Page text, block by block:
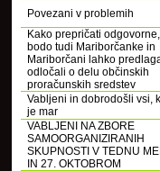
Povezani v problemih
Kako prepričati
bodo tudi Mariborčanke in
Mariborčani lahko
odločali o delu občinskih
proračunskih sredstev
Vabljeni in dobrodošli vsi,
je mar
VABLJENI NA ZBORE
SAMOORGANIZIRANIH
SKUPNOSTI V TEDNU
IN 27. OKTOBROM